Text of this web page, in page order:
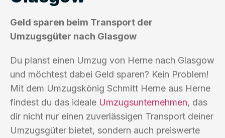
Geld sparen beim Transport der
Umzugsgüter nach Glasgow
Du planst einen Umzug von Herne nach Glasgow
und möchtest dabei Geld sparen? Kein Problem!
Mit dem Umzugskönig Schmitt Herne aus Herne
findest du das ideale Umzugsunternehmen, das
dir nicht nur einen zuverlässigen Transport deiner
Umzugsgüter bietet, sondern auch preiswerte